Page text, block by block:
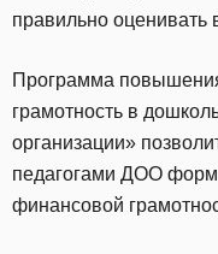
правильно
Программа
грамотность в
организации»
педагогами ДОО
финансовой